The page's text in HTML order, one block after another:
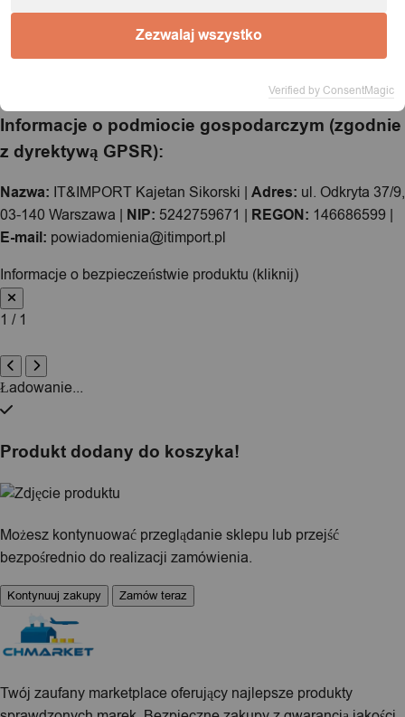
Informacje o podmiocie gospodarczym (zgodnie
z dyrektywą GPSR):
Nazwa: IT&IMPORT Kajetan Sikorski | Adres: ul. Odkryta 37/9,
03-140 Warszawa | NIP: 5242759671 | REGON: 146686599 |
E-mail: powiadomienia@itimport.pl
Informacje o bezpieczeństwie produktu (kliknij)
1 / 1
Ładowanie...
Produkt dodany do koszyka!
Możesz kontynuować przeglądanie sklepu lub przejść
bezpośrednio do realizacji zamówienia.
Kontynuuj zakupy Zamów teraz
Twój zaufany marketplace oferujący najlepsze produkty
Zezwalaj wszystko
Verified by ConsentMagic